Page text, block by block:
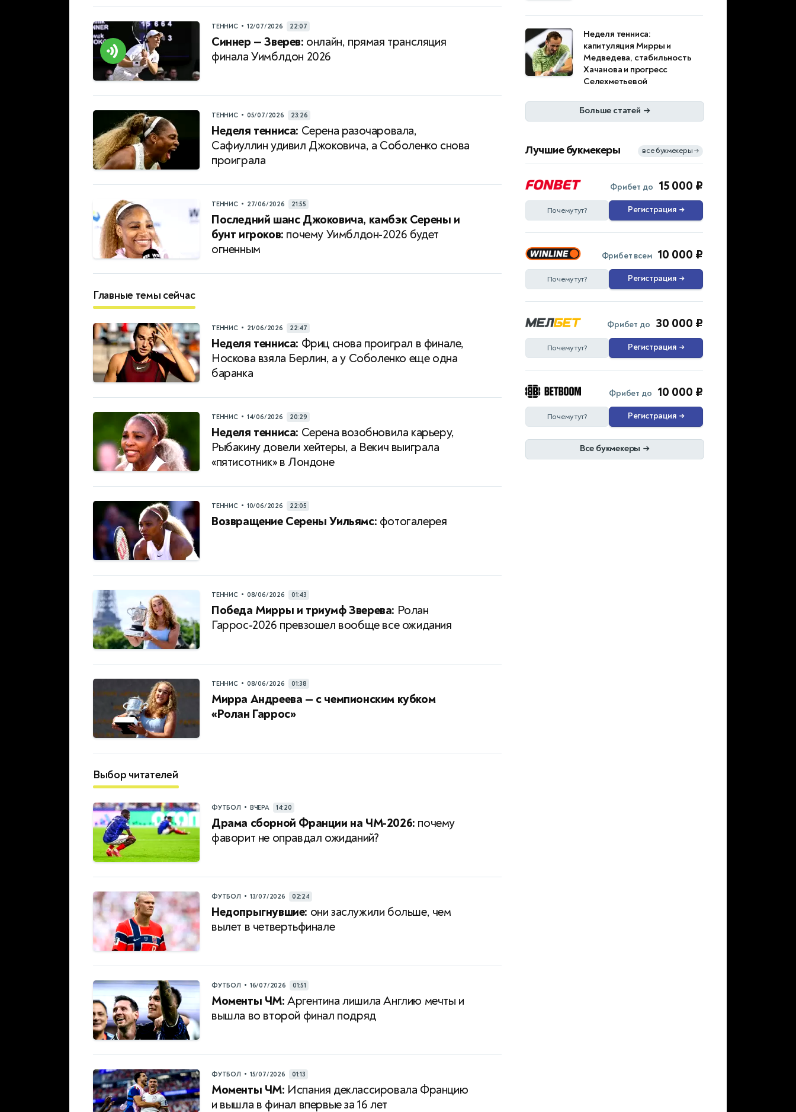
ТЕННИС • 12/07/2026 22:07
Синнер — Зверев: онлайн, прямая трансляция
финала Уимблдон 2026
ТЕННИС • 05/07/2026 23:26
Неделя тенниса: Серена разочаровала,
Сафиуллин удивил Джоковича, а Соболенко снова
проиграла
ТЕННИС • 27/06/2026 21:55
Последний шанс Джоковича, камбэк Серены и
бунт игроков: почему Уимблдон-2026 будет
огненным
Главные темы сейчас
ТЕННИС • 21/06/2026 22:47
Неделя тенниса: Фриц снова проиграл в финале,
Носкова взяла Берлин, а у Соболенко еще одна
баранка
ТЕННИС • 14/06/2026 20:29
Неделя тенниса: Серена возобновила карьеру,
Рыбакину довели хейтеры, а Векич выиграла
«пятисотник» в Лондоне
ТЕННИС • 10/06/2026 22:05
Возвращение Серены Уильямс: фотогалерея
ТЕННИС • 08/06/2026 01:43
Победа Мирры и триумф Зверева: Ролан
Гаррос-2026 превзошел вообще все ожидания
ТЕННИС • 08/06/2026 01:38
Мирра Андреева — с чемпионским кубком
«Ролан Гаррос»
Выбор читателей
ФУТБОЛ • ВЧЕРА 14:20
Драма сборной Франции на ЧМ‑2026: почему
фаворит не оправдал ожиданий?
ФУТБОЛ • 13/07/2026 02:24
Недопрыгнувшие: они заслужили больше, чем
вылет в четвертьфинале
ФУТБОЛ • 16/07/2026 01:51
Моменты ЧМ: Аргентина лишила Англию мечты и
вышла во второй финал подряд
ФУТБОЛ • 15/07/2026 01:13
Моменты ЧМ: Испания деклассировала Францию
и вышла в финал впервые за 16 лет
Неделя тенниса:
капитуляция Мирры и
Медведева, стабильность
Хачанова и прогресс
Селехметьевой
Больше статей →
Лучшие букмекеры все букмекеры →
Фрибет до 15 000 ₽
Почему тут? Регистрация →
Фрибет всем 10 000 ₽
Почему тут? Регистрация →
Фрибет до 30 000 ₽
Почему тут? Регистрация →
Фрибет до 10 000 ₽
Почему тут? Регистрация →
Все букмекеры →